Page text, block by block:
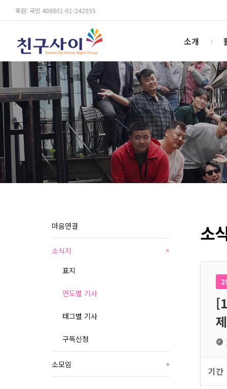
후원: 국민 408801-01-242055
소개
마음연결
소식지 +
표지
연도별 기사
태그별 기사
구독신청
소모임 +
소
기간